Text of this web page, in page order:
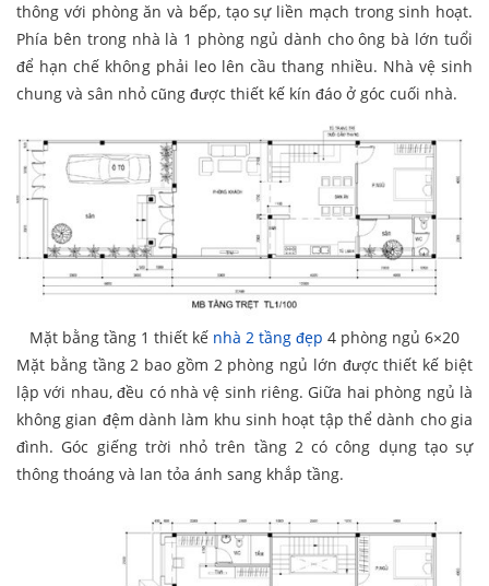
thông với phòng ăn và bếp, tạo sự liền mạch trong sinh hoạt.
Phía bên trong nhà là 1 phòng ngủ dành cho ông bà lớn tuổi
để hạn chế không phải leo lên cầu thang nhiều. Nhà vệ sinh
chung và sân nhỏ cũng được thiết kế kín đáo ở góc cuối nhà.
Mặt bằng tầng 1 thiết kế nhà 2 tầng đẹp 4 phòng ngủ 6×20
Mặt bằng tầng 2 bao gồm 2 phòng ngủ lớn được thiết kế biệt
lập với nhau, đều có nhà vệ sinh riêng. Giữa hai phòng ngủ là
không gian đệm dành làm khu sinh hoạt tập thể dành cho gia
đình. Góc giếng trời nhỏ trên tầng 2 có công dụng tạo sự
thông thoáng và lan tỏa ánh sang khắp tầng.